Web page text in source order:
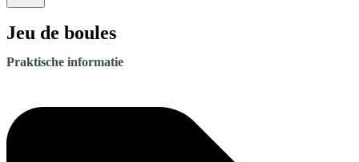
Jeu de boules
Praktische informatie